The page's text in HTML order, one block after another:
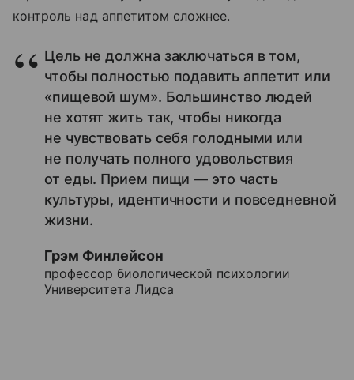
контроль над аппетитом сложнее.
Цель не должна заключаться в том,
чтобы полностью подавить аппетит или
«пищевой шум». Большинство людей
не хотят жить так, чтобы никогда
не чувствовать себя голодными или
не получать полного удовольствия
от еды. Прием пищи — это часть
культуры, идентичности и повседневной
жизни.
Грэм Финлейсон
профессор биологической психологии
Университета Лидса